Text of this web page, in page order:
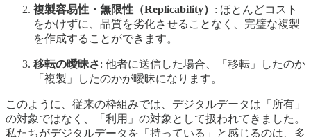
複製容易性・無限性（Replicability） : ほとんどコスト
をかけずに、品質を劣化させることなく、完璧な複製
を作成することができます。
移転の曖昧さ: 他者に送信した場合、「移転」したのか
「複製」したのかが曖昧になります。
このように、従来の枠組みでは、デジタルデータは「所有」
の対象ではなく、「利用」の対象として扱われてきました。
私たちがデジタルデータを「持っている」と感じるのは、多